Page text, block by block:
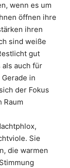
wenn es um
öffnen ihre
ihren
sind weiße
gut
auch für
in
der Fokus
Raum
Sie
die warmen